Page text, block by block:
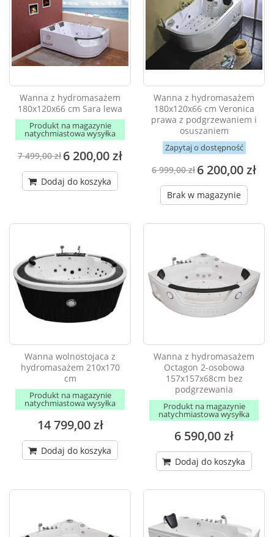
Wanna z hydromasażem
180x120x66 cm Sara lewa
Produkt na magazynie
natychmiastowa wysyłka
7 499,00 zł 6 200,00 zł
Dodaj do koszyka
Wanna z hydromasażem
180x120x66 cm Veronica
prawa z podgrzewaniem i
osuszaniem
Zapytaj o dostępność
6 999,00 zł 6 200,00 zł
Brak w magazynie
Wanna wolnostojaca z
hydromasażem 210x170
cm
Produkt na magazynie
natychmiastowa wysyłka
14 799,00 zł
Dodaj do koszyka
Wanna z hydromasażem
Octagon 2-osobowa
157x157x68cm bez
podgrzewania
Produkt na magazynie
natychmiastowa wysyłka
6 590,00 zł
Dodaj do koszyka